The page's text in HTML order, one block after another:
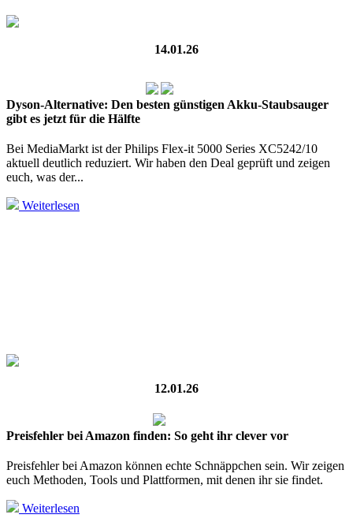
14.01.26
Dyson-Alternative: Den besten günstigen Akku-Staubsauger
gibt es jetzt für die Hälfte
Bei MediaMarkt ist der Philips Flex-it 5000 Series XC5242/10
aktuell deutlich reduziert. Wir haben den Deal geprüft und zeigen
euch, was der...
Weiterlesen
12.01.26
Preisfehler bei Amazon finden: So geht ihr clever vor
Preisfehler bei Amazon können echte Schnäppchen sein. Wir zeigen
euch Methoden, Tools und Plattformen, mit denen ihr sie findet.
Weiterlesen